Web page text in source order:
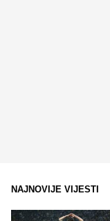
NAJNOVIJE VIJESTI